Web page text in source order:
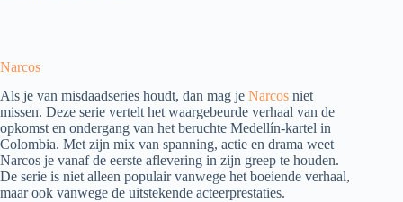
Narcos
Als je van misdaadseries houdt, dan mag je Narcos niet
missen. Deze serie vertelt het waargebeurde verhaal van de
opkomst en ondergang van het beruchte Medellín-kartel in
Colombia. Met zijn mix van spanning, actie en drama weet
Narcos je vanaf de eerste aflevering in zijn greep te houden.
De serie is niet alleen populair vanwege het boeiende verhaal,
maar ook vanwege de uitstekende acteerprestaties.